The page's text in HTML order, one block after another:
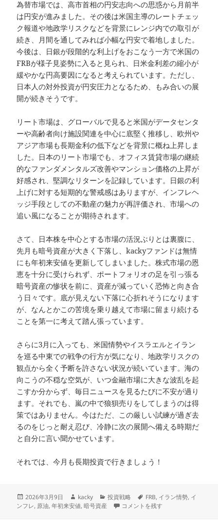
為替市場では、高市首相の円安志向への思惑から月前半
は円安が進みました。その後は米国主導のレートチェッ
ク報道や地政学リスクなどを背景にレンジ内での取引が
続き、月間を通してみれば小幅な円安で着地しました。
今後は、日銀が段階的な利上げをおこなう一方で米国の
FRBが様子見姿勢に入ると見られ、日米金利差の縮小が
緩やかな円高要因になると考えられています。ただし、
日本人の対外投資が円安圧力となるため、もみ合いの展
開が続きそうです。
リート市場は、グローバルで見ると米国がデータセンタ
ーや高齢者向け施設関連を中心に底堅く推移し、欧州や
アジア市場も長期金利の低下などを背景に概ね上昇しま
した。日本のリート市場でも、オフィス賃貸市場の継続
的なファンダメンタルズ改善やマンション価格の上昇が
好感され、堅調なリターンを記録しています。日銀の利
上げに対する短期的な警戒感はありますが、インフレヘ
ッジ手段としての不動産の魅力が再評価され、市場への
追い風になることが期待されます。
さて、日本株を中心とする市場の活況ぶりとは裏腹に、
先月も暗号資産が大きく下落し、kackyファンドは無情
にも年初来安値を更新してしまいました。株式市場の恩
恵を十分に受けられず、ポートフォリオの足を引っ張る
暗号資産の惨状を前に、資産が減っていく恐怖と向き合
う日々です。底が見えない下落に心折れそうになります
が、なんとかこの苦境を乗り越えて市場に留まり続ける
ことを第一に考えて踏ん張っています。
さらに3月に入っても、米国情勢やイスラエルとイラン
を巡る中東での戦争の行方が気になり、地政学リスクの
観点から全く予断を許さない状況が続いています。海の
向こうの不穏な空気が、いつ金融市場に大きな波乱を起
こすか分からず、毎日ニュースを見るたびに不安が過り
ます。それでも、嵐の中で狼狽売りをしてしまうのは得
策ではありません。今はただ、この厳しい試練が過ぎ去
るのをじっと耐え忍び、冷静に次の展開へ備える時期だ
と自分に言い聞かせています。
それでは、今月も長期投資で行きましょう！
投
稿
2026年3月9日
作
成
kacky
カ
投資戦略
タ
グ
FRB, イラン情勢, イ
ンフレ, 原油,年初来安値,暗号資産 暗号資産の下落続く に
コメントを残す